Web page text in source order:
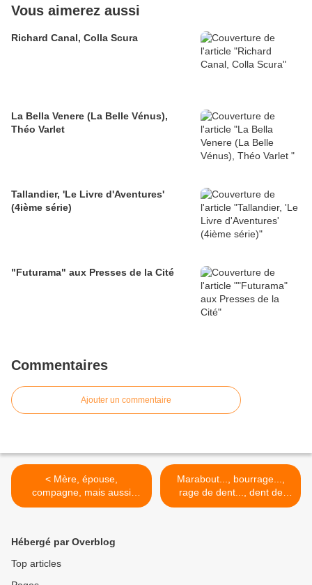
Vous aimerez aussi
Richard Canal, Colla Scura
La Bella Venere (La Belle Vénus),
Théo Varlet
Tallandier, 'Le Livre d'Aventures'
(4ième série)
"Futurama" aux Presses de la Cité
Commentaires
Ajouter un commentaire
< Mère, épouse,
compagne, mais aussi
héroïne, la femme (blonde)
science-fiction
Marabout..., bourrage...,
rage de dent..., dent de
scie..., science-fiction!!! >
Hébergé par Overblog
Top articles